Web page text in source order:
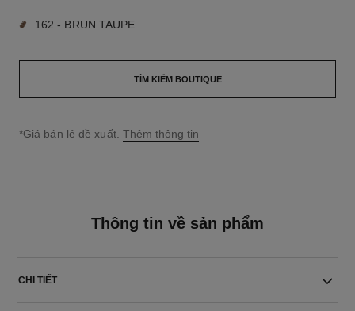
162 - BRUN TAUPE
TÌM KIẾM BOUTIQUE
↩
*Giá bán lẻ đề xuất. Thêm thông tin
Thông tin về sản phẩm
CHI TIẾT